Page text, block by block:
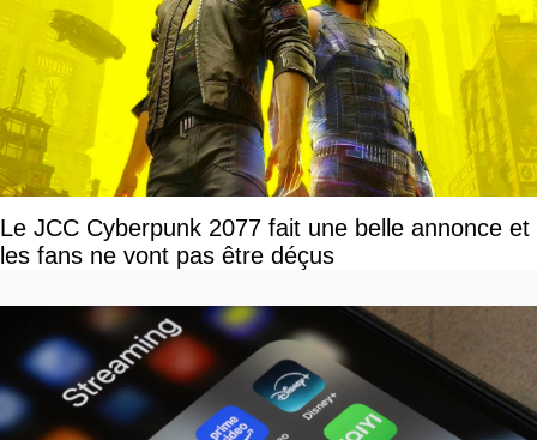
Le JCC Cyberpunk 2077 fait une belle annonce et
les fans ne vont pas être déçus